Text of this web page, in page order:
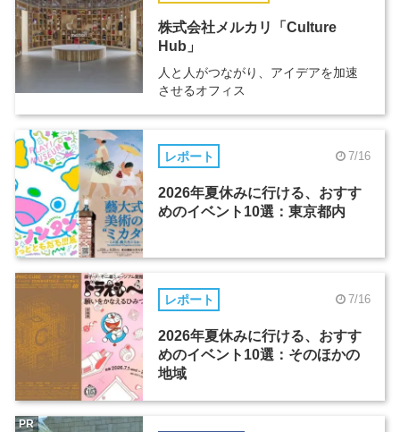
株式会社メルカリ「Culture
Hub」
人と人がつながり、アイデアを加速
させるオフィス
レポート 7/16
2026年夏休みに行ける、おすす
めのイベント10選：東京都内
レポート 7/16
2026年夏休みに行ける、おすす
めのイベント10選：そのほかの
地域
PR